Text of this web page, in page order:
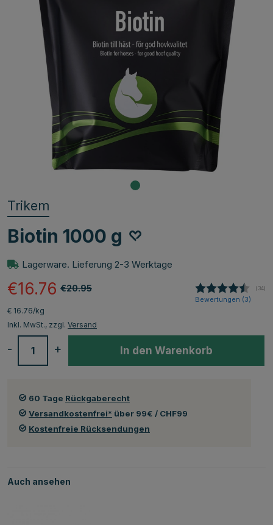
Trikem
Biotin 1000 g
Lagerware. Lieferung 2-3 Werktage
€20.95
€16.76 (34)
Bewertungen (3)
€ 16.76/kg
Inkl. MwSt., zzgl. Versand
+
- In den Warenkorb
60 Tage Rückgaberecht
Versandkostenfrei* über 99€ / CHF99
Kostenfreie Rücksendungen
Auch ansehen